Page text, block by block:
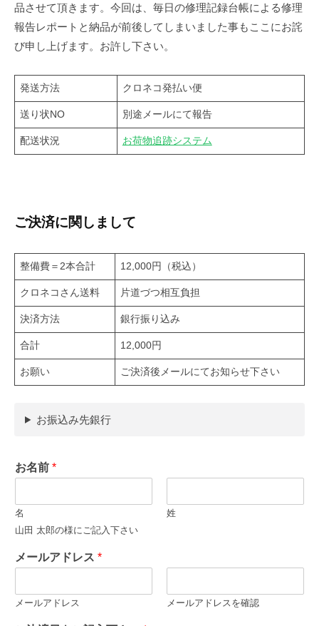
品させて頂きます。今回は、毎日の修理記録台帳による修理
報告レポートと納品が前後してしまいました事もここにお詫
び申し上げます。お許し下さい。
発送方法 クロネコ発払い便
送り状NO 別途メールにて報告
配送状況 お荷物追跡システム
ご決済に関しまして
整備費＝2本合計 12,000円（税込）
クロネコさん送料 片道づつ相互負担
決済方法 銀行振り込み
合計 12,000円
お願い ご決済後メールにてお知らせ下さい
お振込み先銀行
お名前 *
名
姓
山田 太郎の様にご記入下さい
メールアドレス *
メールアドレス メールアドレスを確認